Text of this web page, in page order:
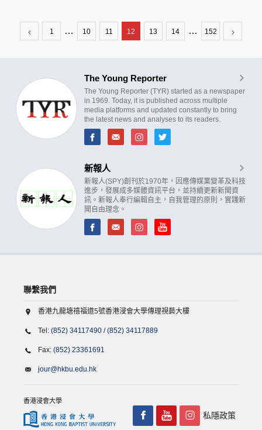
1 … 10 11 12 13 14 … 152
The Young Reporter
The Young Reporter (TYR) started as a newspaper
in 1969. Today, it is published across multiple
media platforms and updated constantly to bring
the latest news and analyses to its readers.
新報人
新報人(SPY)創刊於1970年，因應傳媒業變革及科技
進步，發展成多媒體資訊平台，並持續更新新聞資
訊。新報人奉行編輯自主，自我管理的原則，實踐新
聞自由理念。
聯繫我們
香港九龍塘禧福道5號香港浸會大學傳理視藝大樓
Tel: (852) 34117490 /(852) 34117889
Fax: (852) 23361691
jour@hkbu.edu.hk
香港浸會大學
私隱政策